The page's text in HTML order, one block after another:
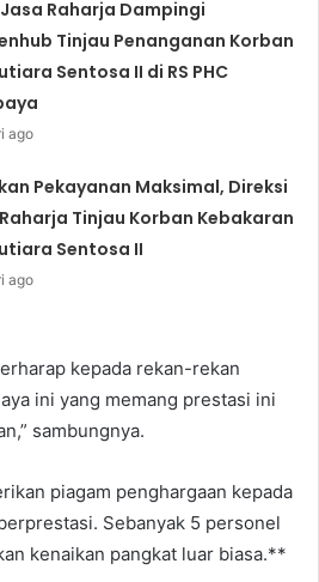
Raharja Dampingi
Tinjau Penanganan Korban
Sentosa II di RS PHC
ago
Pekayanan Maksimal, Direksi
Tinjau Korban Kebakaran
Sentosa II
ago
kepada rekan-rekan
ini yang memang prestasi ini
sambungnya.
piagam penghargaan kepada
Sebanyak 5 personel
kenaikan pangkat luar biasa.**